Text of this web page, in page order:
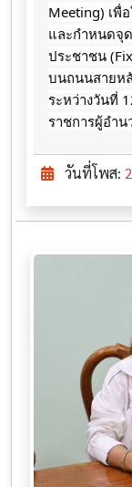
Meeting) เพื่
และกำหนดจุ
ประชาชน
บนถนนสายห
ระหว่างวันที่
ราชการผู้อำ
วันที่โพส: